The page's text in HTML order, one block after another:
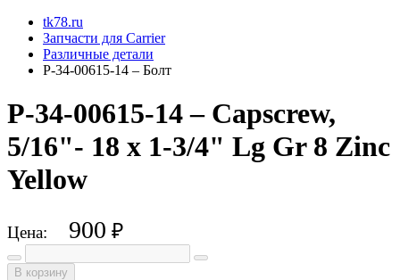
tk78.ru
Запчасти для Carrier
Различные детали
P-34-00615-14 – Болт
P-34-00615-14 – Capscrew,
5/16"- 18 x 1-3/4" Lg Gr 8 Zinc
Yellow
Цена: 900 ₽
В корзину